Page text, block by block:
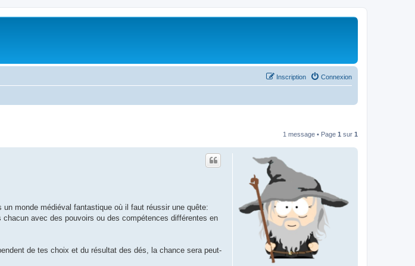
Connexion
Inscription
1 message • Page 1 sur 1
monde médiéval fantastique où il faut réussir une quête:
avec des pouvoirs ou des compétences différentes en
de tes choix et du résultat des dés, la chance sera peut-